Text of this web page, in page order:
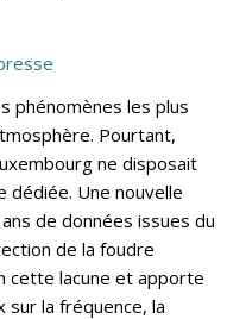
phénomènes les plus
Pourtant,
ne disposait
dédiée. Une nouvelle
de données issues du
de la foudre
cette lacune et apporte
sur la fréquence, la